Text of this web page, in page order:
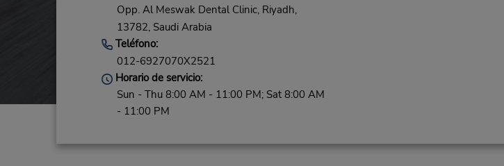
Opp. Al Meswak Dental Clinic, Riyadh,
13782, Saudi Arabia
Teléfono:
012-6927070X2521
Horario de servicio:
Sun - Thu 8:00 AM - 11:00 PM; Sat 8:00 AM
- 11:00 PM